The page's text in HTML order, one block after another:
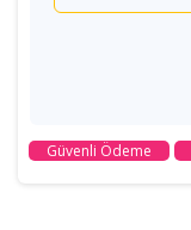
Güvenli Ödeme